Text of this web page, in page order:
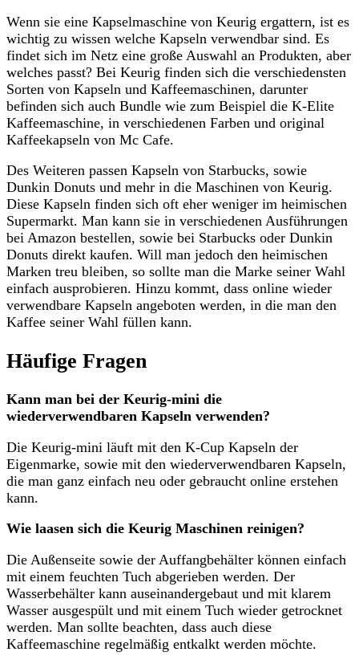
Wenn sie eine Kapselmaschine von Keurig ergattern, ist es
wichtig zu wissen welche Kapseln verwendbar sind. Es
findet sich im Netz eine große Auswahl an Produkten, aber
welches passt? Bei Keurig finden sich die verschiedensten
Sorten von Kapseln und Kaffeemaschinen, darunter
befinden sich auch Bundle wie zum Beispiel die K-Elite
Kaffeemaschine, in verschiedenen Farben und original
Kaffeekapseln von Mc Cafe.
Des Weiteren passen Kapseln von Starbucks, sowie
Dunkin Donuts und mehr in die Maschinen von Keurig.
Diese Kapseln finden sich oft eher weniger im heimischen
Supermarkt. Man kann sie in verschiedenen Ausführungen
bei Amazon bestellen, sowie bei Starbucks oder Dunkin
Donuts direkt kaufen. Will man jedoch den heimischen
Marken treu bleiben, so sollte man die Marke seiner Wahl
einfach ausprobieren. Hinzu kommt, dass online wieder
verwendbare Kapseln angeboten werden, in die man den
Kaffee seiner Wahl füllen kann.
Häufige Fragen
Kann man bei der Keurig-mini die
wiederverwendbaren Kapseln verwenden?
Die Keurig-mini läuft mit den K-Cup Kapseln der
Eigenmarke, sowie mit den wiederverwendbaren Kapseln,
die man ganz einfach neu oder gebraucht online erstehen
kann.
Wie laasen sich die Keurig Maschinen reinigen?
Die Außenseite sowie der Auffangbehälter können einfach
mit einem feuchten Tuch abgerieben werden. Der
Wasserbehälter kann auseinandergebaut und mit klarem
Wasser ausgespült und mit einem Tuch wieder getrocknet
werden. Man sollte beachten, dass auch diese
Kaffeemaschine regelmäßig entkalkt werden möchte.